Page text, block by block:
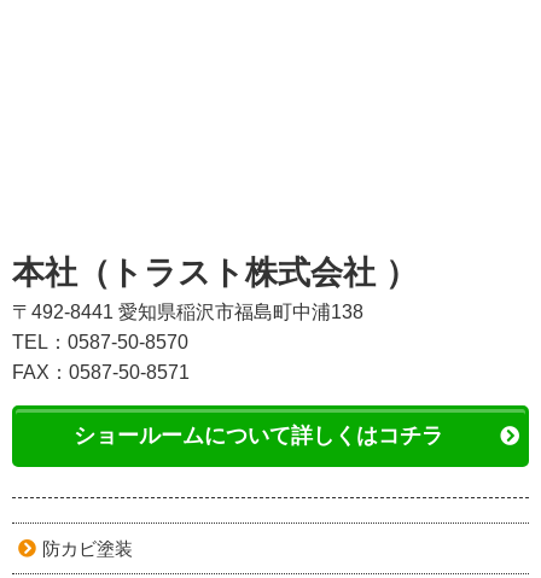
本社（トラスト株式会社 ）
〒492-8441 愛知県稲沢市福島町中浦138
TEL：0587-50-8570
FAX：0587-50-8571
ショールームについて詳しくはコチラ
防カビ塗装